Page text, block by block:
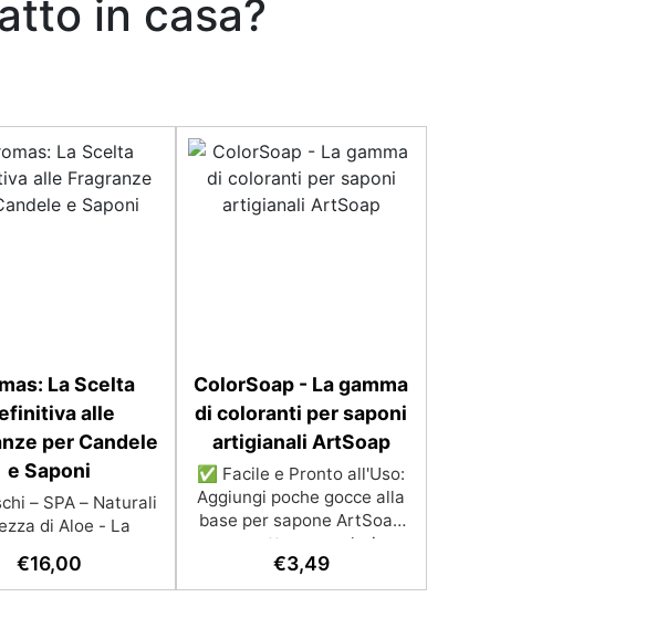
in casa?
La Scelta
alle
per Candele
e Saponi
– SPA – Naturali
di Aloe - La
pianta di aloe per
purificante.
€16,00
ColorSoap - La gamma
di coloranti per saponi
artigianali ArtSoap
✅ Facile e Pronto all'Uso:
Aggiungi poche gocce alla
base per sapone ArtSoap
per ottenere colori
omogenei, sia trasparenti
che coprenti. ✅
€3,49